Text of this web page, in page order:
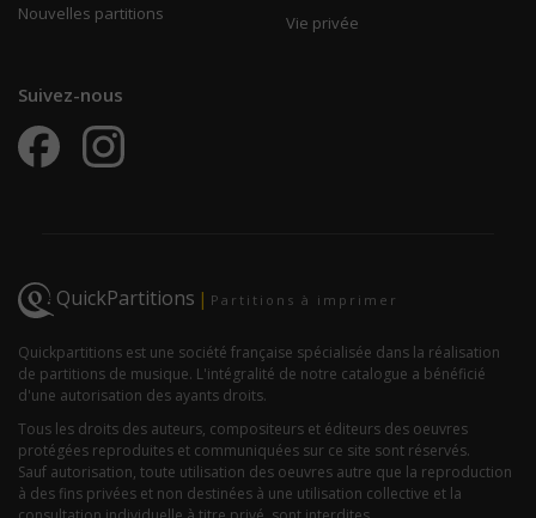
Nouvelles partitions
Vie privée
Suivez-nous
QuickPartitions | Partitions à imprimer
Quickpartitions est une société française spécialisée dans la réalisation
de partitions de musique. L'intégralité de notre catalogue a bénéficié
d'une autorisation des ayants droits.
Tous les droits des auteurs, compositeurs et éditeurs des oeuvres
protégées reproduites et communiquées sur ce site sont réservés.
Sauf autorisation, toute utilisation des oeuvres autre que la reproduction
à des fins privées et non destinées à une utilisation collective et la